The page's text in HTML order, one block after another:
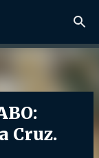
Cruz.